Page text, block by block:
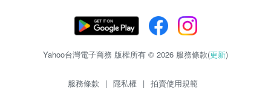
Yahoo台灣電子商務 版權所有 © 2026 服務條款(更新)
服務條款 | 隱私權 | 拍賣使用規範